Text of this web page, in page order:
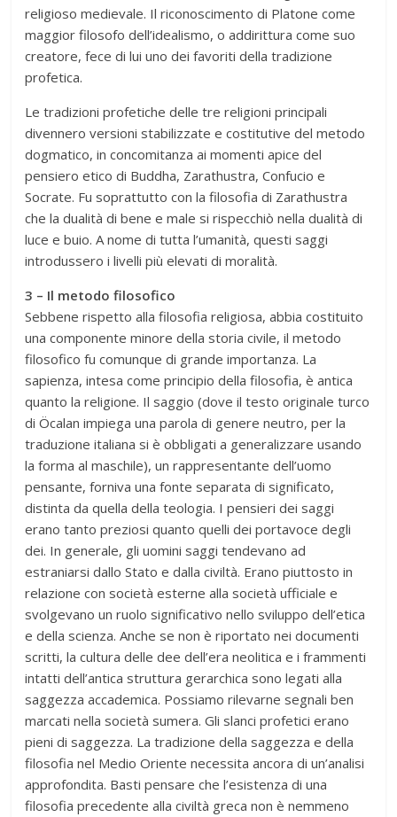
religioso medievale. Il riconoscimento di Platone come
maggior filosofo dell’idealismo, o addirittura come suo
creatore, fece di lui uno dei favoriti della tradizione
profetica.
Le tradizioni profetiche delle tre religioni principali
divennero versioni stabilizzate e costitutive del metodo
dogmatico, in concomitanza ai momenti apice del
pensiero etico di Buddha, Zarathustra, Confucio e
Socrate. Fu soprattutto con la filosofia di Zarathustra
che la dualità di bene e male si rispecchiò nella dualità di
luce e buio. A nome di tutta l’umanità, questi saggi
introdussero i livelli più elevati di moralità.
3 – Il metodo filosofico
Sebbene rispetto alla filosofia religiosa, abbia costituito
una componente minore della storia civile, il metodo
filosofico fu comunque di grande importanza. La
sapienza, intesa come principio della filosofia, è antica
quanto la religione. Il saggio (dove il testo originale turco
di Öcalan impiega una parola di genere neutro, per la
traduzione italiana si è obbligati a generalizzare usando
la forma al maschile), un rappresentante dell’uomo
pensante, forniva una fonte separata di significato,
distinta da quella della teologia. I pensieri dei saggi
erano tanto preziosi quanto quelli dei portavoce degli
dei. In generale, gli uomini saggi tendevano ad
estraniarsi dallo Stato e dalla civiltà. Erano piuttosto in
relazione con società esterne alla società ufficiale e
svolgevano un ruolo significativo nello sviluppo dell’etica
e della scienza. Anche se non è riportato nei documenti
scritti, la cultura delle dee dell’era neolitica e i frammenti
intatti dell’antica struttura gerarchica sono legati alla
saggezza accademica. Possiamo rilevarne segnali ben
marcati nella società sumera. Gli slanci profetici erano
pieni di saggezza. La tradizione della saggezza e della
filosofia nel Medio Oriente necessita ancora di un’analisi
approfondita. Basti pensare che l’esistenza di una
filosofia precedente alla civiltà greca non è nemmeno